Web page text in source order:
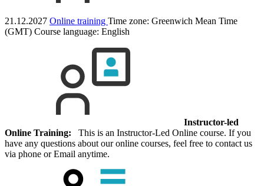
21.12.2027 Online training Time zone: Greenwich Mean Time
(GMT) Course language: English
Instructor-led
Online Training: This is an Instructor-Led Online course. If you
have any questions about our online courses, feel free to contact us
via phone or Email anytime.